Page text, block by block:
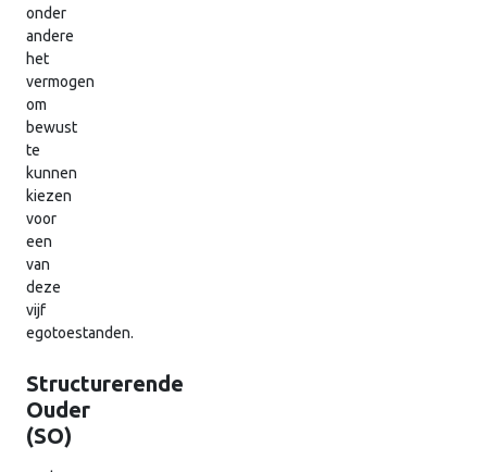
onder
andere
het
vermogen
om
bewust
te
kunnen
kiezen
voor
een
van
deze
vijf
egotoestanden.
Structurerende
Ouder
(SO)